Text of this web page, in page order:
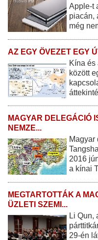
Apple-t
piacán,
még
AZ EGY ÖVEZET EGY
Kína és
között
MAGYAR DELEGÁCIÓ
NEMZE...
Magyar
2016
a kínai
MEGTARTOTTÁK A
ÜZLETI SZEMI...
Li Qun,
29-én